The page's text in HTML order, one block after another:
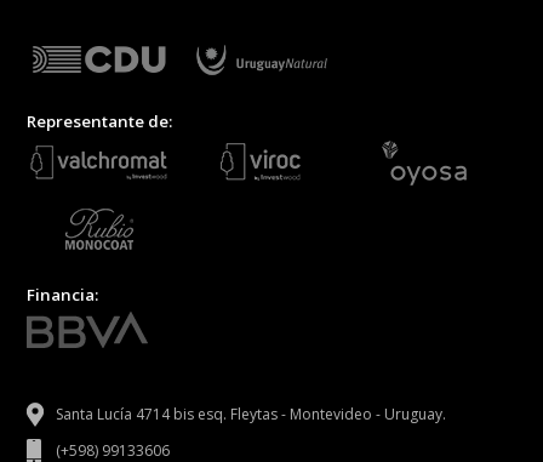
Representante de:
Financia:
Santa Lucía 4714 bis esq. Fleytas - Montevideo - Uruguay.
(+598) 99133606